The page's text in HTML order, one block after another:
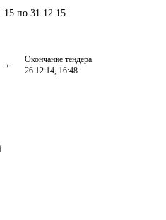
по 31.12.15
Окончание тендера
26.12.14, 16:48